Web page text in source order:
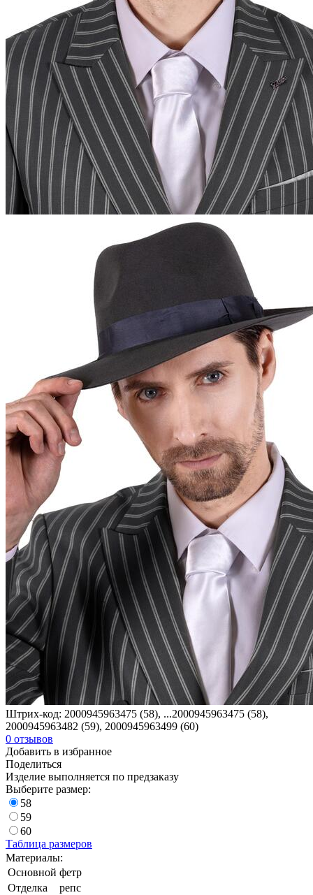
Штрих-код: 2000945963475 (58), ...2000945963475 (58),
2000945963482 (59), 2000945963499 (60)
0 отзывов
Добавить в избранное
Поделиться
Изделие выполняется по предзаказу
Выберите размер:
58
59
60
Таблица размеров
Материалы:
Основной фетр
Отделка
репс